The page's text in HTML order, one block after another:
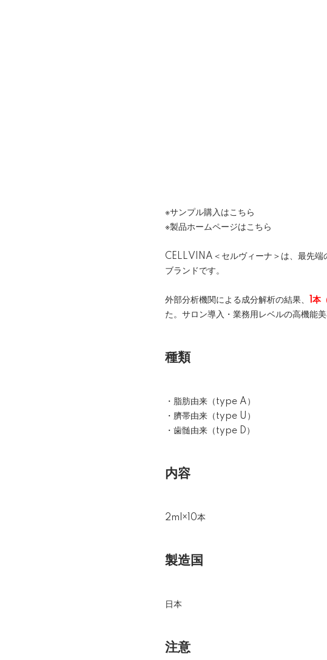
※サンプル購入はこちら
※製品ホームページはこちら
CELLVINA＜セルヴィーナ＞は、最先端
ブランドです。
外部分析機関による成分解析の結果、 1
た。サロン導入・業務用レベルの高機能
種類
・脂肪由来（type A）
・臍帯由来（type U）
・歯髄由来（type D）
内容
2ml×10本
製造国
日本
注意